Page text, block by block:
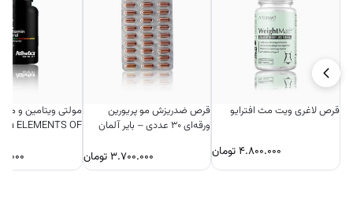
قرص لاغری ویت مث افترایو
۴.۸۰۰.۰۰۰ تومان
قرص ضدریزش مو پریورین
ورقه‌ای ۳۰ عددی – بایر آلمان
۳.۷۰۰.۰۰۰تومان
مولتی ویتامین و
ELEMENTS OF